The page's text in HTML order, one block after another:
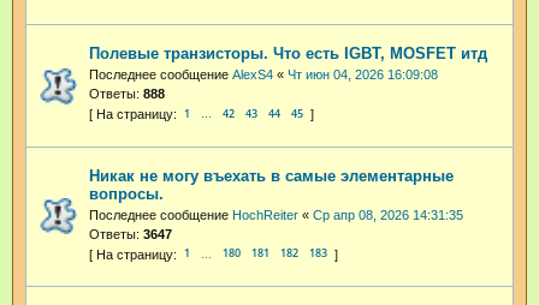
Полевые транзисторы. Что есть IGBT, MOSFET итд
Последнее сообщение AlexS4 « Чт июн 04, 2026 16:09:08
Ответы: 888
1 … 42 43 44 45
Никак не могу въехать в самые элементарные
вопросы.
Последнее сообщение HochReiter « Ср апр 08, 2026 14:31:35
Ответы: 3647
1 180 181 182 183